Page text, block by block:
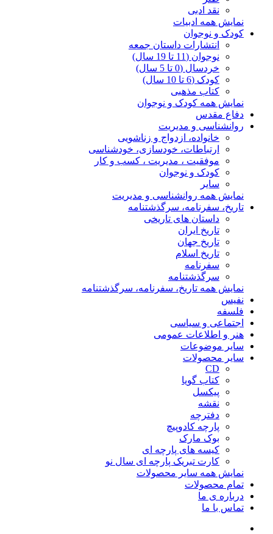
نقد ادبی
نمایش همه ادبیات
کودک و نوجوان
انتشارات داستان جمعه
نوجوان (11 تا 19 سال)
خردسال (0 تا 5 سال)
کودک (6 تا 10 سال)
کتاب مذهبی
نمایش همه کودک و نوجوان
دفاع مقدس
روانشناسی و مدیریت
خانواده، ازدواج و زناشویی
ارتباطات، خودسازی، خودشناسی
موفقیت ، مدیریت ، کسب و کار
کودک و نوجوان
سایر
نمایش همه روانشناسی و مدیریت
تاریخ، سفرنامه، سرگذشتنامه
داستان های تاریخی
تاریخ ایران
تاریخ جهان
تاریخ اسلام
سفرنامه
سرگذشتنامه
نمایش همه تاریخ، سفرنامه، سرگذشتنامه
نفیس
فلسفه
اجتماعی و سیاسی
هنر و اطلاعات عمومی
سایر موضوعات
سایر محصولات
CD
کتاب گویا
پیکسل
نقشه
دفترچه
پارچه کادوپیچ
بوک مارک
کیسه های پارچه ای
کارت تبریک پارچه ای سال نو
نمایش همه سایر محصولات
تمام محصولات
درباره ی ما
تماس با ما